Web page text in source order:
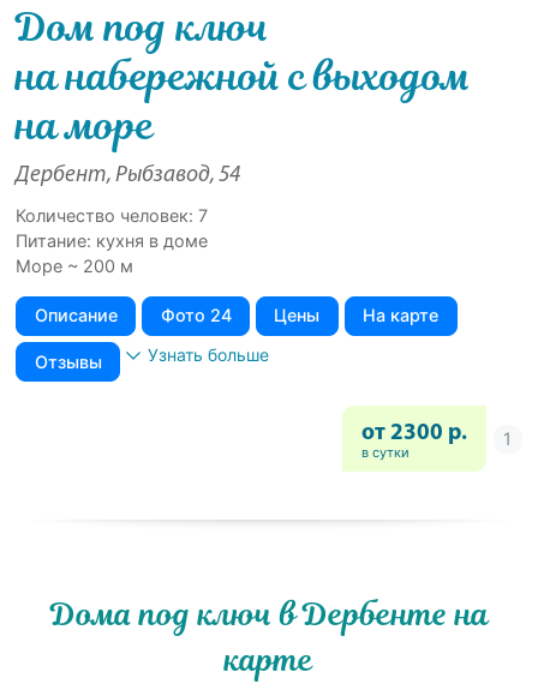
Дом под ключ
на набережной с выходом
на море
Дербент, Рыбзавод, 54
Количество человек: 7
Питание: кухня в доме
Море ~ 200 м
Описание Фото 24 Цены На карте
Отзывы Узнать больше
от 2300 р.
в сутки
Дома под ключ в Дербенте на
карте